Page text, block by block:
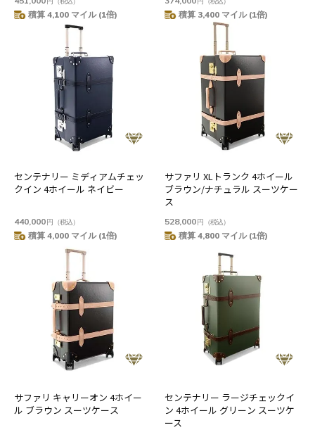
積算 4,100 マイル (1倍) 積算 3,400 マイル (1倍)
センテナリー ミディアムチェッ
クイン 4ホイール ネイビー
440,000円 （税込）
積算 4,000 マイル (1倍)
サファリ XLトランク 4ホイール
ブラウン/ナチュラル スーツケー
ス
528,000円 （税込）
積算 4,800 マイル (1倍)
サファリ キャリーオン 4ホイー
ル ブラウン スーツケース
センテナリー ラージチェックイ
ン 4ホイール グリーン スーツケ
ース